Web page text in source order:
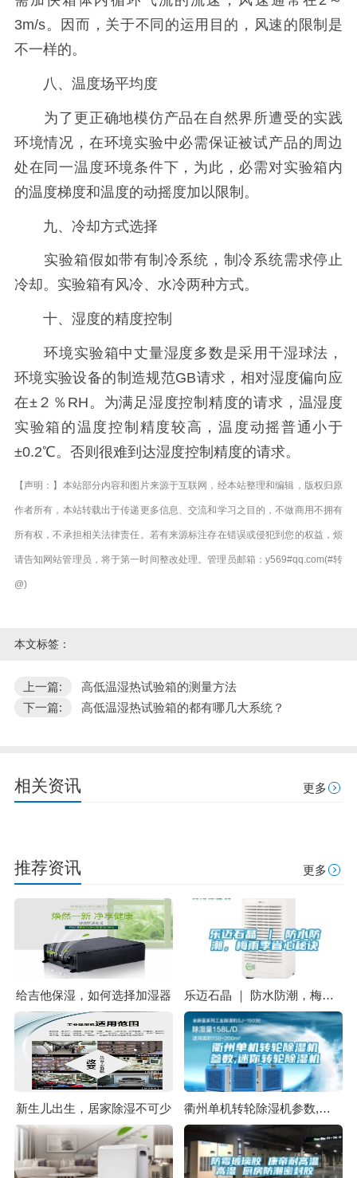
3m/s。因而，关于不同的运用目的，风速的限制是
不一样的。
八、温度场平均度
为了更正确地模仿产品在自然界所遭受的实践
环境情况，在环境实验中必需保证被试产品的周边
处在同一温度环境条件下，为此，必需对实验箱内
的温度梯度和温度的动摇度加以限制。
九、冷却方式选择
实验箱假如带有制冷系统，制冷系统需求停止
冷却。实验箱有风冷、水冷两种方式。
十、湿度的精度控制
环境实验箱中丈量湿度多数是采用干湿球法，
环境实验设备的制造规范GB请求，相对湿度偏向应
在±２％RH。为满足湿度控制精度的请求，温湿度
实验箱的温度控制精度较高，温度动摇普通小于
±0.2℃。否则很难到达湿度控制精度的请求。
【声明：】本站部分内容和图片来源于互联网，经本站整理和编辑，版权归原
作者所有，本站转载出于传递更多信息、交流和学习之目的，不做商用不拥有
所有权，不承担相关法律责任。若有来源标注存在错误或侵犯到您的权益，烦
请告知网站管理员，将于第一时间整改处理。管理员邮箱：y569#qq.com(#转
@)
本文标签：
上一篇:
高低温湿热试验箱的测量方法
下一篇:
高低温湿热试验箱的都有哪几大系统？
相关资讯 更多
推荐资讯 更多
给吉他保湿，如何选择加湿器 乐迈石晶 ｜ 防水防潮，梅雨季省心秘诀
新生儿出生，居家除湿不可少 衢州单机转轮除湿机参数,迷你转轮除湿机